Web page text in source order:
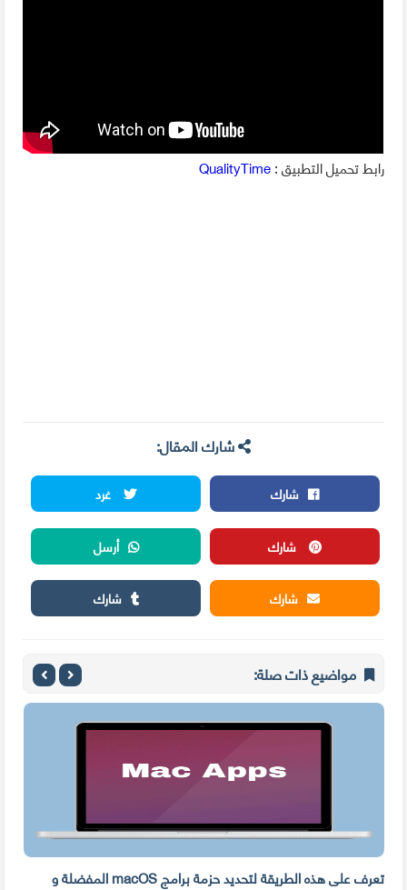
رابط تحميل التطبيق :QualityTime
شارك المقال:
شارك
غرد
شارك
أرسل
شارك
شارك
مواضيع ذات صلة:
تعرف على هذه الطريقة لتحديد حزمة برامج macOS المفضلة و